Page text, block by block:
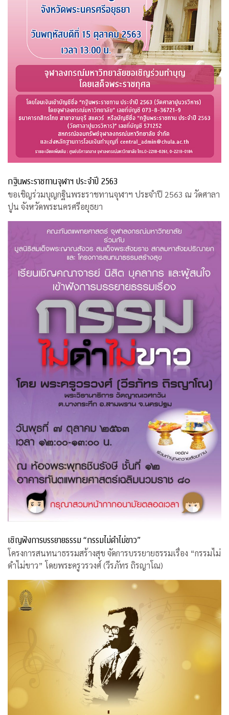
กฐินพระราชทานจุฬาฯ ประจำปี 2563
ขอเชิญร่วมบุญกฐินพระราชทานจุฬาฯ ประจำปี 2563 ณ วัดศาลา
ปูน จังหวัดพระนครศรีอยุธยา
เชิญฟังการบรรยายธรรม “กรรมไม่ดำไม่ขาว”
โครงการสนทนาธรรมสร้างสุข จัดการบรรยายธรรมเรื่อง “กรรมไม่
ดำไม่ขาว” โดยพระครูวรวงศ์ (วีรภัทร ถิรญาโณ)